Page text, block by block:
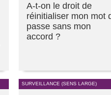
A-t-on le droit de
réinitialiser mon mot
passe sans mon
accord ?
SURVEILLANCE (SENS LARGE)